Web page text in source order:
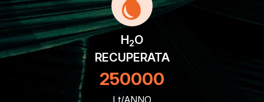
H2O
RECUPERATA
250000